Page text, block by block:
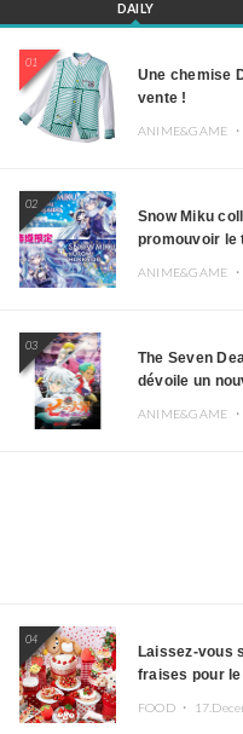
DAILY
01
Une chemise
vente !
ANIME&GAME ・
02
Snow Miku
promouvoir le
ANIME&GAME ・
03
The Seven
dévoile un
ANIME&GAME ・
04
Laissez-vous
fraises pour
FOOD ・